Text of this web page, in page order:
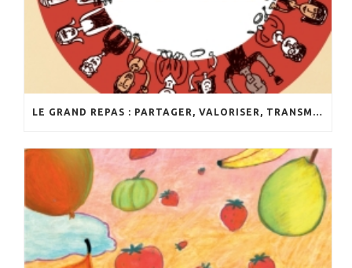
LE GRAND REPAS : PARTAGER, VALORISER, TRANSMETTRE